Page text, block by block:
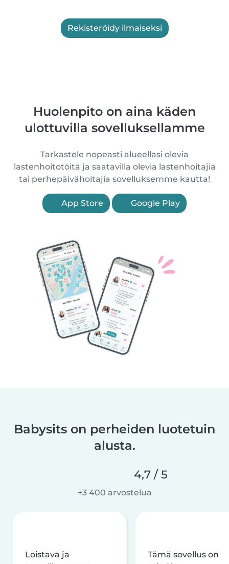
Rekisteröidy ilmaiseksi
Huolenpito on aina käden
ulottuvilla sovelluksellamme
Tarkastele nopeasti alueellasi olevia
lastenhoitotöitä ja saatavilla olevia lastenhoitajia
tai perhepäivähoitajia sovelluksemme kautta!
App Store Google Play
Babysits on perheiden luotetuin
alusta.
4,7 / 5
+3 400 arvostelua
Loistava ja
Tämä sovellus on